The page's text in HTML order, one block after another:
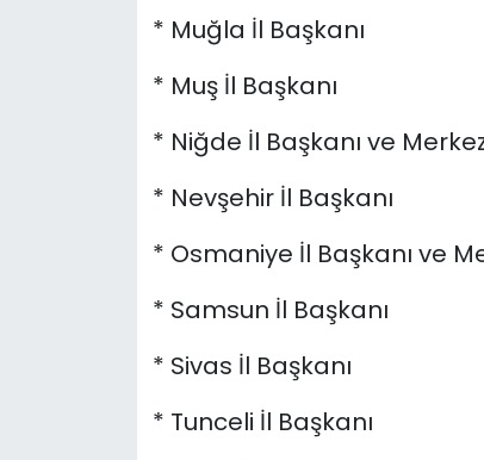
* Muğla İl Başkanı
* Muş İl Başkanı
* Niğde İl Başkanı ve
* Nevşehir İl Başkanı
* Osmaniye İl Başkanı ve
* Samsun İl Başkanı
* Sivas İl Başkanı
* Tunceli İl Başkanı